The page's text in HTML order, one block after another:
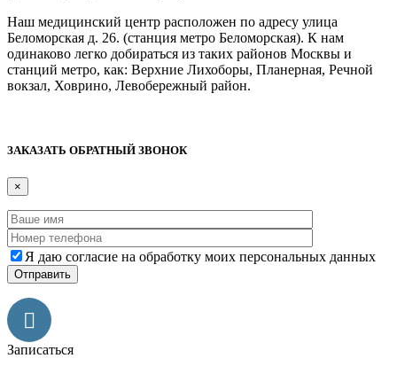
Наш медицинский центр расположен по адресу улица
Беломорская д. 26. (станция метро Беломорская). К нам
одинаково легко добираться из таких районов Москвы и
станций метро, как: Верхние Лихоборы, Планерная, Речной
вокзал, Ховрино, Левобережный район.
ЗАКАЗАТЬ ОБРАТНЫЙ ЗВОНОК
×
Я даю согласие на обработку моих персональных данных
Записаться